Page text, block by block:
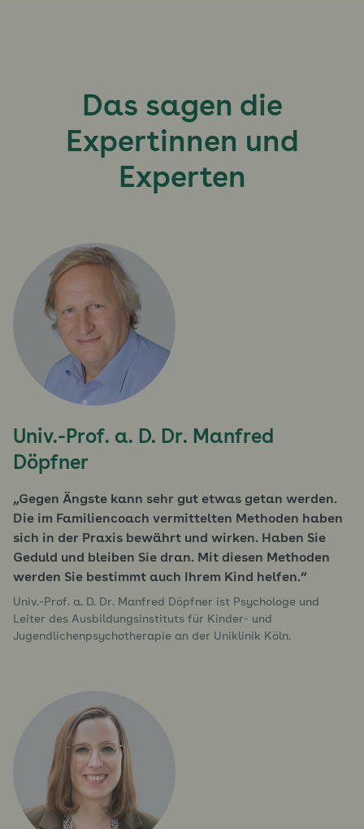
Das sagen die
Expertinnen und
Experten
Univ.-Prof. a. D. Dr. Manfred
Döpfner
Gegen Ängste kann sehr gut etwas getan werden.
Die im Familiencoach vermittelten Methoden haben
sich in der Praxis bewährt und wirken. Haben Sie
Geduld und bleiben Sie dran. Mit diesen Methoden
werden Sie bestimmt auch Ihrem Kind helfen.
Univ.-Prof. a. D. Dr. Manfred Döpfner ist Psychologe und
Leiter des Ausbildungsinstituts für Kinder- und
Jugendlichenpsychotherapie an der Uniklinik Köln.